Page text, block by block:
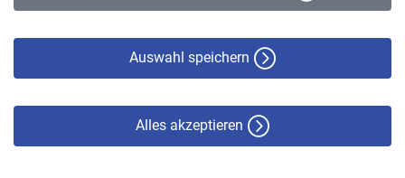
Auswahl speichern
Alles akzeptieren
© VBL 2026